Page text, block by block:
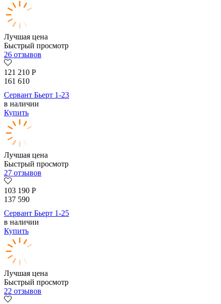
Лучшая цена
Быстрый просмотр
26 отзывов
121 210 Р
161 610
Сервант Бьерт 1-23
в наличии
Купить
Лучшая цена
Быстрый просмотр
27 отзывов
103 190 Р
137 590
Сервант Бьерт 1-25
в наличии
Купить
Лучшая цена
Быстрый просмотр
22 отзывов